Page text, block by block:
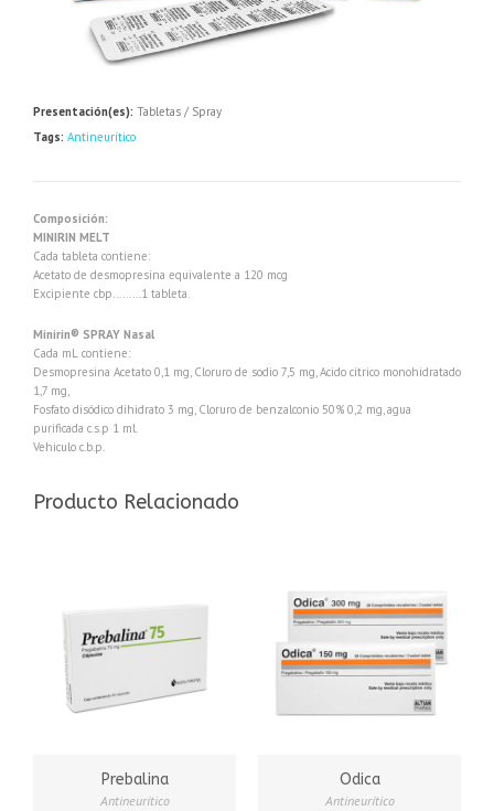
Presentación(es): Tabletas / Spray
Tags: Antineurítico
Composición:
MINIRIN MELT
Cada tableta contiene:
Acetato de desmopresina equivalente a 120 mcg
Excipiente cbp………1 tableta.
Minirin® SPRAY Nasal
Cada mL contiene:
Desmopresina Acetato 0,1 mg, Cloruro de sodio 7,5 mg, Acido cítrico monohidratado
1,7 mg,
Fosfato disódico dihidrato 3 mg, Cloruro de benzalconio 50% 0,2 mg, agua
purificada c.s.p 1 ml.
Vehiculo c.b.p.
Producto Relacionado
Prebalina
Antineurítico
Odica
Antineurítico